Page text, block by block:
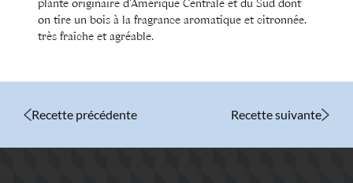
on tire un bois à la fragrance aromatique et citronnée,
très fraîche et agréable.
Recette précédente Recette suivante